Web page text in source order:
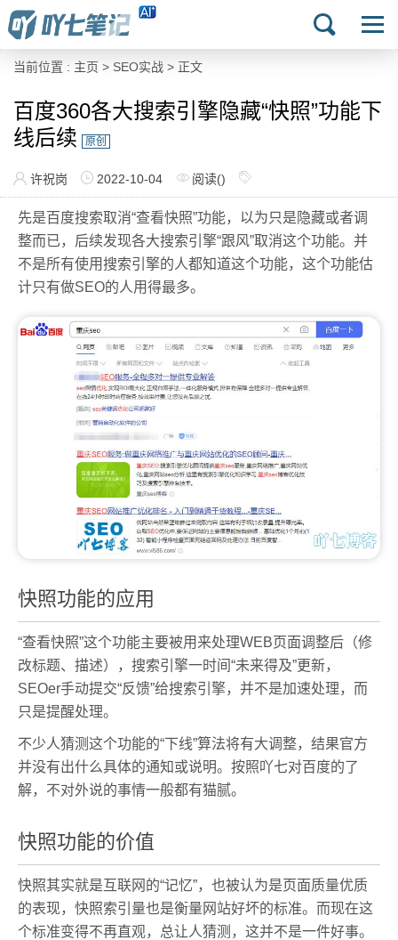
当前位置 : 主页 > SEO实战 > 正文
百度360各大搜索引擎隐藏“快照”功能下
线后续
原创
许祝岗 2022-10-04 阅读()
先是百度搜索取消“查看快照”功能，以为只是隐藏或者调
整而已，后续发现各大搜索引擎“跟风”取消这个功能。并
不是所有使用搜索引擎的人都知道这个功能，这个功能估
计只有做SEO的人用得最多。
快照功能的应用
“查看快照”这个功能主要被用来处理WEB页面调整后（修
改标题、描述），搜索引擎一时间“未来得及”更新，
SEOer手动提交“反馈”给搜索引擎，并不是加速处理，而
只是提醒处理。
不少人猜测这个功能的“下线”算法将有大调整，结果官方
并没有出什么具体的通知或说明。按照吖七对百度的了
解，不对外说的事情一般都有猫腻。
快照功能的价值
快照其实就是互联网的“记忆”，也被认为是页面质量优质
的表现，快照索引量也是衡量网站好坏的标准。而现在这
个标准变得不再直观，总让人猜测，这并不是一件好事。